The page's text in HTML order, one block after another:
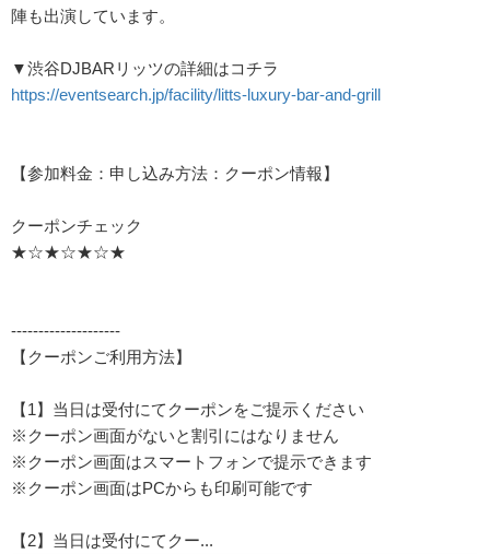
陣も出演しています。
▼渋谷DJBARリッツの詳細はコチラ
https://eventsearch.jp/facility/litts-luxury-bar-and-grill
【参加料金：申し込み方法：クーポン情報】
クーポンチェック
★☆★☆★☆★
--------------------
【クーポンご利用方法】
【1】当日は受付にてクーポンをご提示ください
※クーポン画面がないと割引にはなりません
※クーポン画面はスマートフォンで提示できます
※クーポン画面はPCからも印刷可能です
【2】当日は受付にてクー...